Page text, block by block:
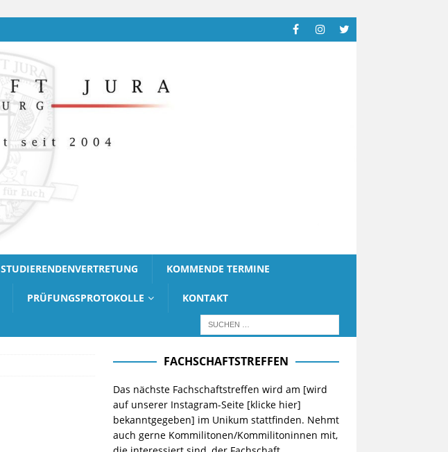
STUDIERENDENVERTRETUNG KOMMENDE TERMINE
PRÜFUNGSPROTOKOLLE KONTAKT
FACHSCHAFTSTREFFEN
Das nächste Fachschaftstreffen wird am [wird
auf unserer Instagram-Seite [klicke hier]
bekanntgegeben] im Unikum stattfinden. Nehmt
auch gerne Kommilitonen/Kommilitoninnen mit,